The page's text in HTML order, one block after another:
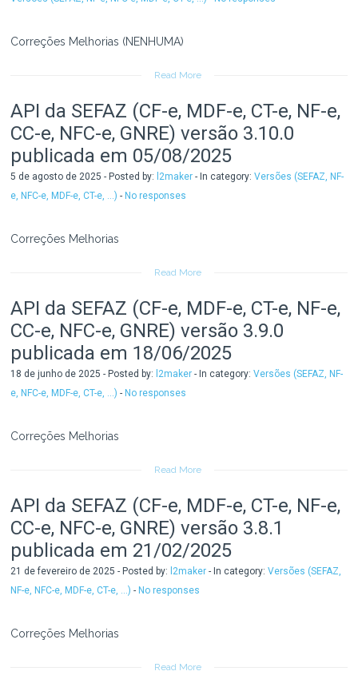
Correções Melhorias (NENHUMA)
Read More
API da SEFAZ (CF-e, MDF-e, CT-e, NF-e,
CC-e, NFC-e, GNRE) versão 3.10.0
publicada em 05/08/2025
5 de agosto de 2025 - Posted by: l2maker - In category:Versões (SEFAZ, NF-
e, NFC-e, MDF-e, CT-e, ...) - No responses
Correções Melhorias
Read More
API da SEFAZ (CF-e, MDF-e, CT-e, NF-e,
CC-e, NFC-e, GNRE) versão 3.9.0
publicada em 18/06/2025
18 de junho de 2025 - Posted by: l2maker - In category:Versões (SEFAZ, NF-
e, NFC-e, MDF-e, CT-e, ...) - No responses
Correções Melhorias
Read More
API da SEFAZ (CF-e, MDF-e, CT-e, NF-e,
CC-e, NFC-e, GNRE) versão 3.8.1
publicada em 21/02/2025
21 de fevereiro de 2025 - Posted by: l2maker - In category:Versões (SEFAZ,
NF-e, NFC-e, MDF-e, CT-e, ...) - No responses
Correções Melhorias
Read More